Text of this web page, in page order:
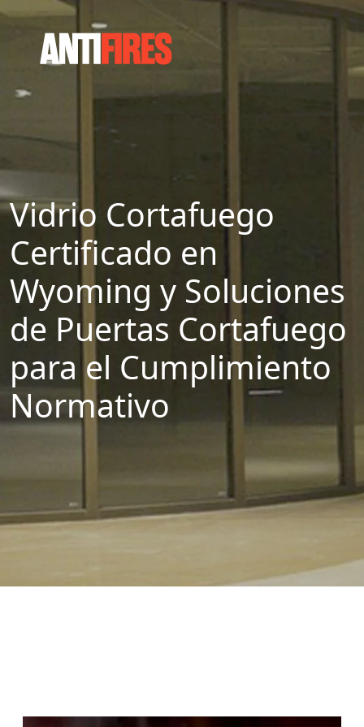
Vidrio Cortafuego
Certificado en
Wyoming y Soluciones
de Puertas Cortafuego
para el Cumplimiento
Normativo